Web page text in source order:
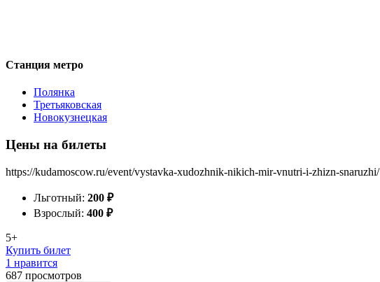
Станция метро
Полянка
Третьяковская
Новокузнецкая
Цены на билеты
https://kudamoscow.ru/event/vystavka-xudozhnik-nikich-mir-vnutri-i-zhizn-snaruzhi/
Льготный: 200 ₽
Взрослый: 400 ₽
5+
Купить билет
1 нравится
687 просмотров